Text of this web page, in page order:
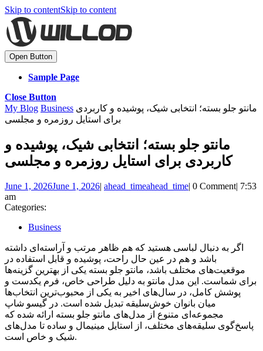
Skip to contentSkip to content
Open Button
Sample Page
Close Button
My Blog Business
برای استایل روزمره و مجلسی
مانتو جلو بسته؛ انتخابی شیک، پوشیده و
کاربردی برای استایل روزمره و مجلسی
June 1, 2026June 1, 2026| ahead_timeahead_time| 0 Comment| 7:53
am
Categories:
Business
اگر به دنبال لباسی هستید که هم ظاهر مرتب و آراسته‌ای داشته
باشد و هم در عین حال راحت، پوشیده و قابل استفاده در
موقعیت‌های مختلف باشد، مانتو جلو بسته یکی از بهترین گزینه‌ها
برای شماست. این مدل مانتو به دلیل طراحی خاص، فرم یکدست و
پوشش کامل، در سال‌های اخیر به یکی از محبوب‌ترین انتخاب‌ها
میان بانوان خوش‌سلیقه تبدیل شده است. در گیسو شاپ
مجموعه‌ای متنوع از مدل‌های مانتو جلو بسته ارائه شده که
پاسخ‌گوی سلیقه‌های مختلف، از استایل مینیمال و ساده تا مدل‌های
شیک و خاص است.